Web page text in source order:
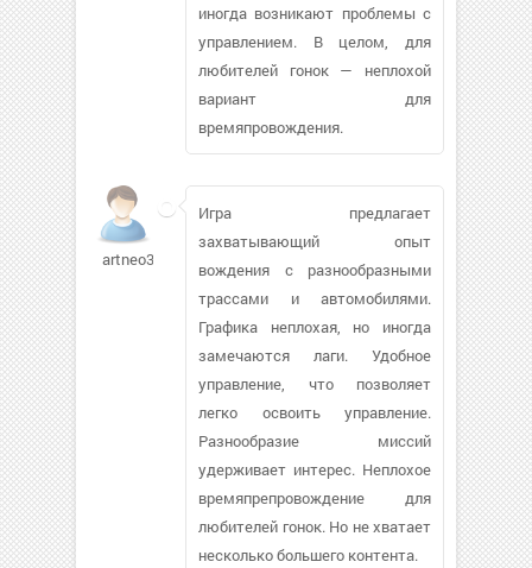
иногда возникают проблемы с
управлением. В целом, для
любителей гонок — неплохой
вариант для
времяпровождения.
artneo393
Игра предлагает
захватывающий опыт
вождения с разнообразными
трассами и автомобилями.
Графика неплохая, но иногда
замечаются лаги. Удобное
управление, что позволяет
легко освоить управление.
Разнообразие миссий
удерживает интерес. Неплохое
времяпрепровождение для
любителей гонок. Но не хватает
несколько большего контента.